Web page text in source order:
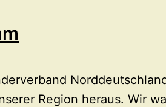
Region heraus. Wir